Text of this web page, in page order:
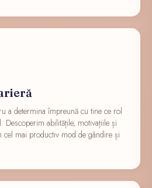
a determina împreună cu tine ce rol
Descoperim abilitățile, motivațiile și
cel mai productiv mod de gândire și